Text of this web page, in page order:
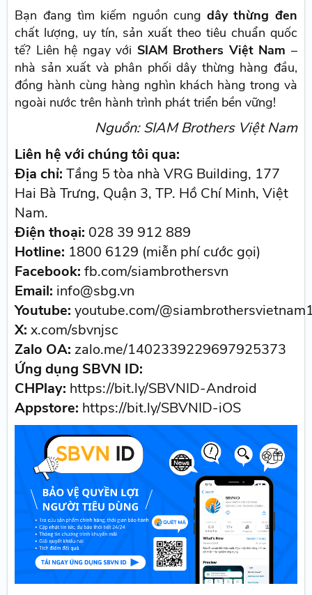
Bạn đang tìm kiếm nguồn cungdây thừng đen
chất lượng, uy tín, sản xuất theo tiêu chuẩn quốc
tế? Liên hệ ngay với SIAM Brothers Việt Nam –
nhà sản xuất và phân phối dây thừng hàng đầu,
đồng hành cùng hàng nghìn khách hàng trong và
ngoài nước trên hành trình phát triển bền vững!
Nguồn: SIAM Brothers Việt Nam
Liên hệ với chúng tôi qua:
Địa chỉ: Tầng 5 tòa nhà VRG Building, 177
Hai Bà Trưng, Quận 3, TP. Hồ Chí Minh, Việt
Nam.
Điện thoại: 028 39 912 889
Hotline: 1800 6129 (miễn phí cước gọi)
Facebook:fb.com/siambrothersvn
Email: info@sbg.vn
Youtube: youtube.com/
X:x.com/sbvnjsc
Zalo OA: zalo.me/1402339229697925373
Ứng dụng SBVN ID:
CHPlay: https://bit.ly/SBVNID-Android
Appstore: https://bit.ly/SBVNID-iOS